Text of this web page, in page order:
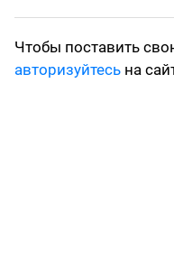
Чтобы поставить
авторизуйтесь на